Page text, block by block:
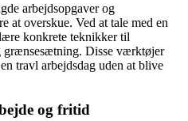
arbejdsopgaver og
at overskue. Ved at tale med en
konkrete teknikker til
grænsesætning. Disse værktøjer
travl arbejdsdag uden at blive
og fritid